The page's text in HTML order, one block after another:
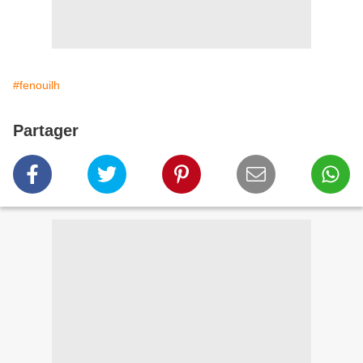
#fenouilh
Partager